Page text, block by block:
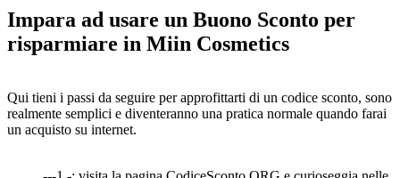
Impara ad usare un Buono Sconto per
risparmiare in Miin Cosmetics
Qui tieni i passi da seguire per approfittarti di un codice sconto, sono
realmente semplici e diventeranno una pratica normale quando farai
un acquisto su internet.